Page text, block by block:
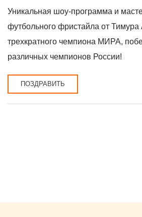
Уникальная шоу-программа и
футбольного фристайла от Тимура
трехкратного чемпиона МИРА,
различных чемпионов России!
ПОЗДРАВИТЬ